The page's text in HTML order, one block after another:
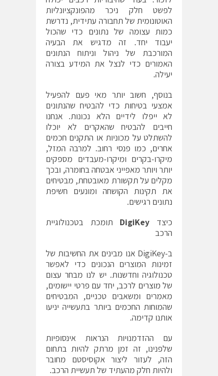
לפשט חלק ניכר מהפונקציונליות
האוטונומית של תחבורה עתידית, נדרשת
כמות עצומה של נתונים כדי שהכול
יעבוד יחד. זה מדגיש את הבעיה
המורכבת של ניהול וניתוח הנתונים
האמורים כדי לנצל את המידע בצורה
יעילה.
בנוסף, חשוב יותר מאי פעם להפעיל
אמצעי בטיחות כדי להבטיח שהנתונים
לא ייפלו לידיים הלא נכונות. אנחנו
חייבים להבטיח שהאקרים לא יוכלו
להשתלט על מכוניות או התקנים חכמים
אחרים, כמו פנסי רחוב. למרבה המזל,
מיקרו-בקרים ומיקרו-מעבדים מספקים
יותר ויותר מאפייני אבטחה בחומרה, ובכך
מקלים על תקשורת מאובטחת, מבטיחים
את תקינות הקושחה ומונעים חשיפת
נתונים רגישים.
כיצד DigiKey תומכת בטכנולוגיית
הרכב
ב-DigiKey אנו מבינים את החשיבות של
זמינות המוצרים הנכונים כדי לאפשר
טכנולוגיה וחדשנות. יש לנו מבחר עצום
של מוצרים לרכב, יחד עם פרטי יישומים,
מאמרים ומשאבים טכניים, המבטיחים
שהמוחות החכמים ביותר בתעשייה יניעו
אותנו קדימה.
עם ההזדמנויות הנראות אינסופיות
שלפנינו, זה זמן מרתק להיות בתחום
הזה, לעזור ליצור אקוסיסטם מחובר
ולהיות חלק מהעתיד של תעשיית הרכב.